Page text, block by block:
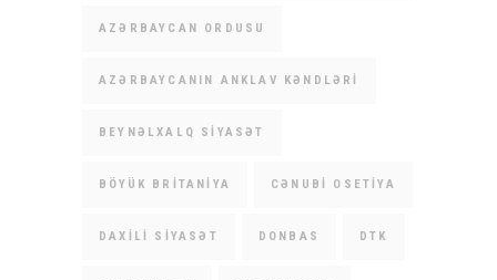
AZƏRBAYCAN ORDUSU
AZƏRBAYCANIN ANKLAV KƏNDLƏRI
BEYNƏLXALQ SIYASƏT
BÖYÜK BRITANIYA CƏNUBI OSETIYA
DAXILI SIYASƏT DONBAS DTK